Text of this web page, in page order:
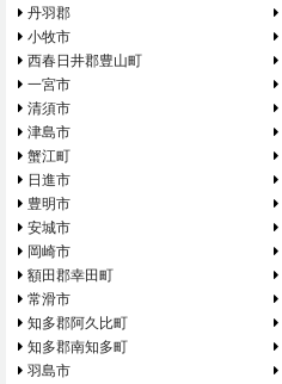
丹羽郡
小牧市
西春日井郡豊山町
一宮市
清須市
津島市
蟹江町
日進市
豊明市
安城市
岡崎市
額田郡幸田町
常滑市
知多郡阿久比町
知多郡南知多町
羽島市